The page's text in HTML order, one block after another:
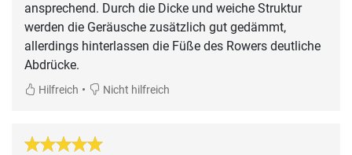
ansprechend. Durch die Dicke und weiche Struktur
werden die Geräusche zusätzlich gut gedämmt,
allerdings hinterlassen die Füße des Rowers deutliche
Abdrücke.
Hilfreich • Nicht hilfreich